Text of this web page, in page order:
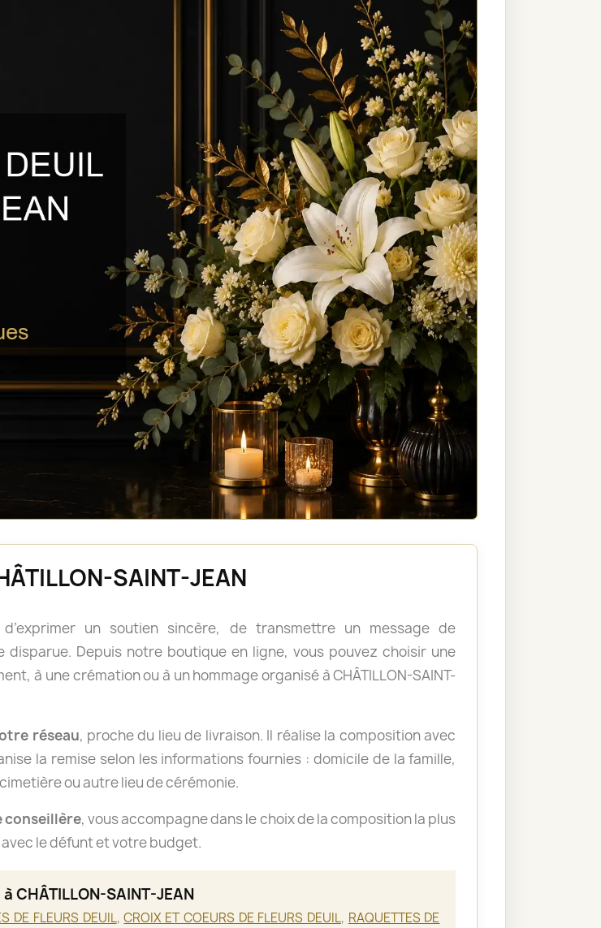
SAINT-JEAN
un soutien sincère, de transmettre un message de
Depuis notre boutique en ligne, vous pouvez choisir une
à une crémation ou à un hommage organisé à CHÂTILLON-SAINT-
réseau, proche du lieu de livraison. Il réalise la composition avec
la remise selon les informations fournies : domicile de la famille,
ou autre lieu de cérémonie.
conseillère, vous accompagne dans le choix de la composition la plus
le défunt et votre budget.
SAINT-JEAN
DE FLEURS DEUIL,CROIX ET COEURS DE FLEURS DEUIL, RAQUETTES DE